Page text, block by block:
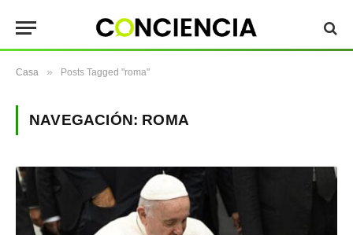
Casa » Posts Tagged "roma"
NAVEGACIÓN: ROMA